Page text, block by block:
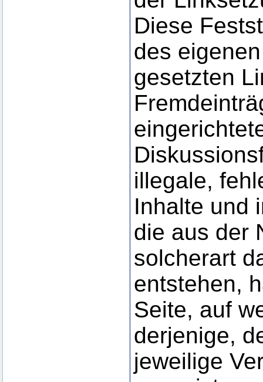
Diese
des
gesetzten
illegale,
Inhalte und
die aus der
solcherart
entstehen,
Seite, auf
derjenige,
jeweilige